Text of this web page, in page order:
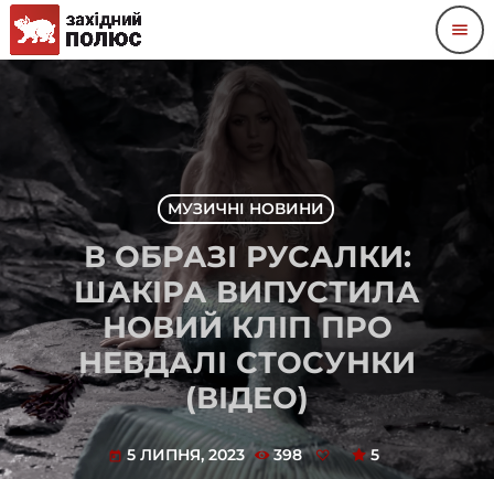
menu
МУЗИЧНІ НОВИНИ
В ОБРАЗІ РУСАЛКИ:
ШАКІРА ВИПУСТИЛА
НОВИЙ КЛІП ПРО
НЕВДАЛІ СТОСУНКИ
(ВІДЕО)
today 5 ЛИПНЯ, 2023 398 5